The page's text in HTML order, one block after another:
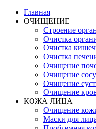
Главная
ОЧИЩЕНИЕ
Строение
Очистка
Очистка
Очистка
Очищение
Очищение
Очищение
Очищение
КОЖА ЛИЦА
Очищение
Маски для лица